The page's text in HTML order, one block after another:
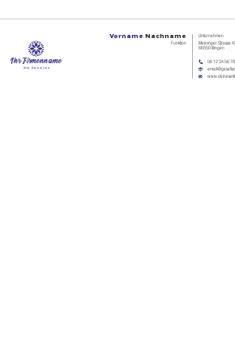
06 12 34 56 78
Meininger Strasse
66550 Illingen
Funktion
Unternehmen
VornameNachname
Ihr Firmenname
Ihre Basislinie